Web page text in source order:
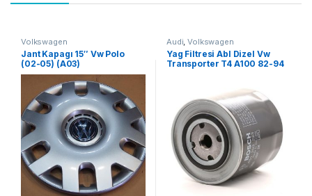
Volkswagen
Jant Kapagı 15″ Vw Polo
(02-05) (A03)
Audi ,Volkswagen
Yag Filtresi Abl Dizel Vw
Transporter T4 A100 82-94